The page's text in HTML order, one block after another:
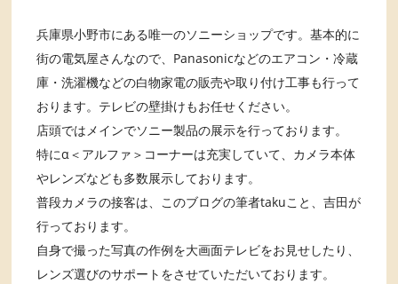
兵庫県小野市にある唯一のソニーショップです。基本的に
街の電気屋さんなので、Panasonicなどのエアコン・冷蔵
庫・洗濯機などの白物家電の販売や取り付け工事も行って
おります。テレビの壁掛けもお任せください。
店頭ではメインでソニー製品の展示を行っております。
特にα＜アルファ＞コーナーは充実していて、カメラ本体
やレンズなども多数展示しております。
普段カメラの接客は、このブログの筆者takuこと、吉田が
行っております。
自身で撮った写真の作例を大画面テレビをお見せしたり、
レンズ選びのサポートをさせていただいております。